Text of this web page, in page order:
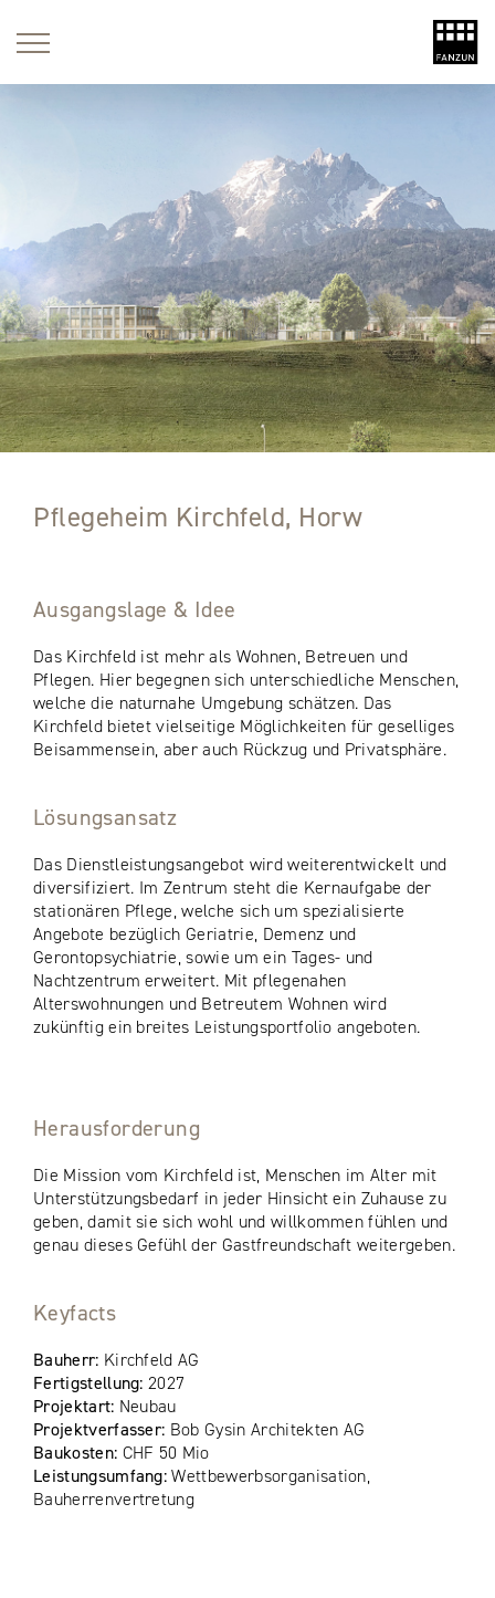
Pflegeheim Kirchfeld, Horw
Ausgangslage & Idee
Das Kirchfeld ist mehr als Wohnen, Betreuen und
Pflegen. Hier begegnen sich unterschiedliche Menschen,
welche die naturnahe Umgebung schätzen. Das
Kirchfeld bietet vielseitige Möglichkeiten für geselliges
Beisammensein, aber auch Rückzug und Privatsphäre.
Lösungsansatz
Das Dienstleistungsangebot wird weiterentwickelt und
diversifiziert. Im Zentrum steht die Kernaufgabe der
stationären Pflege, welche sich um spezialisierte
Angebote bezüglich Geriatrie, Demenz und
Gerontopsychiatrie, sowie um ein Tages- und
Nachtzentrum erweitert. Mit pflegenahen
Alterswohnungen und Betreutem Wohnen wird
zukünftig ein breites Leistungsportfolio angeboten.
Herausforderung
Die Mission vom Kirchfeld ist, Menschen im Alter mit
Unterstützungsbedarf in jeder Hinsicht ein Zuhause zu
geben, damit sie sich wohl und willkommen fühlen und
genau dieses Gefühl der Gastfreundschaft weitergeben.
Keyfacts
Bauherr: Kirchfeld AG
Fertigstellung:2027
Projektart: Neubau
Projektverfasser: Bob Gysin Architekten AG
Baukosten: CHF 50 Mio
Leistungsumfang:Wettbewerbsorganisation,
Bauherrenvertretung